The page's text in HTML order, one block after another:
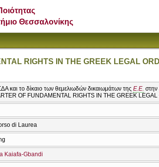
Θεσσαλονίκης
RIGHTS IN THE GREEK LEGAL
και το δίκαιο των θεμελιωδών δικαιωμάτων της Ε.Ε. στην
OF FUNDAMENTAL RIGHTS IN THE GREEK LEGAL
di Laurea
Kaiafa-Gbandi